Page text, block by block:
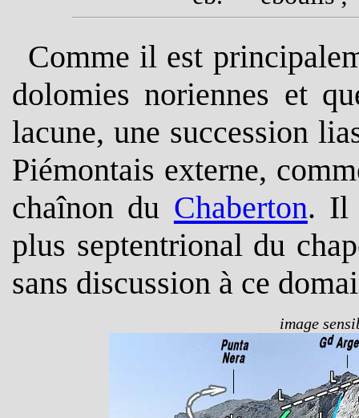
Comme il est
dolomies noriennes et
lacune, une succession
Piémontais externe,
chaînon du Chaberton. Il
plus septentrional du
sans discussion à ce
image